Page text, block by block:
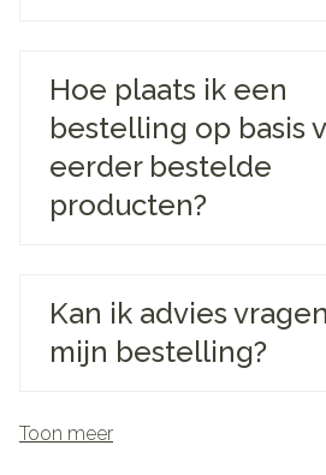
Hoe plaats ik een
bestelling op basis
eerder bestelde
producten?
Kan ik advies
mijn bestelling?
Toon meer